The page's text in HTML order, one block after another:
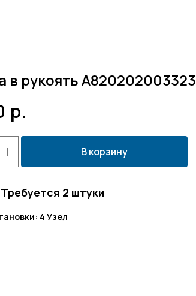
в рукоять А820202003323
р.
В корзину
2 штуки
4 Узел